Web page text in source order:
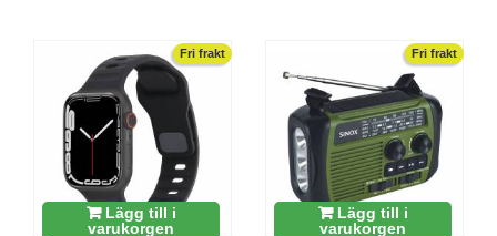
Fri frakt
Lägg till i
varukorgen
Fri frakt
Lägg till i
varukorgen